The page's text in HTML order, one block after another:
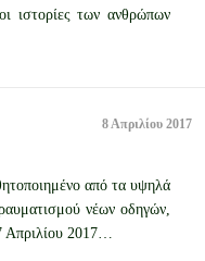
ιστορίες των ανθρώπων
8 Απριλίου 2017
από τα υψηλά
νέων οδηγών,
Απριλίου 2017…